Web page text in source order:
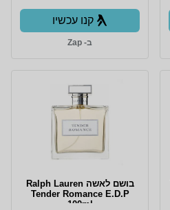
קנו עכשיו
ב- Zap
בושם לאשה Ralph Lauren
Tender Romance E.D.P
100ml